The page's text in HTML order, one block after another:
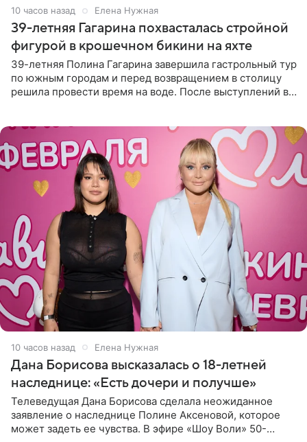
10 часов назад Елена Нужная
39-летняя Гагарина похвасталась стройной
фигурой в крошечном бикини на яхте
39-летняя Полина Гагарина завершила гастрольный тур
по южным городам и перед возвращением в столицу
решила провести время на воде. После выступлений в
10 часов назад Елена Нужная
Дана Борисова высказалась о 18-летней
наследнице: «Есть дочери и получше»
Телеведущая Дана Борисова сделала неожиданное
заявление о наследнице Полине Аксеновой, которое
может задеть ее чувства. В эфире «Шоу Воли» 50-